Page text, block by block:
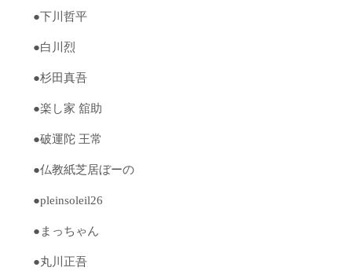
●下川哲平
●白川烈
●杉田真吾
●楽し家 舘助
●破運陀 王常
●仏教紙芝居ぼーの
●pleinsoleil26
●まっちゃん
●丸川正吾